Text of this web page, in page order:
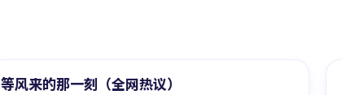
热门
等风来的那一刻（全网热议）